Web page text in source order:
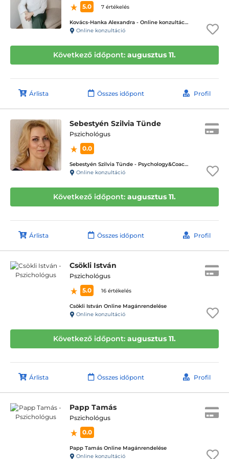
5.0 7 értékelés
Kovács-Hanka Alexandra - Online konzultáció
Online konzultáció
Következő időpont: augusztus 11.
Árlista Összes időpont Profil
Sebestyén Szilvia Tünde
Pszichológus
0.0
Sebestyén Szilvia Tünde - Psychology&Coaching - ICD terápiás magánpraxis
Online konzultáció
Következő időpont: augusztus 11.
Árlista Összes időpont Profil
Csökli István
Pszichológus
5.0
16 értékelés
Csökli István Online Magánrendelése
Online konzultáció
Következő időpont: augusztus 11.
Árlista Összes időpont Profil
Papp Tamás
Pszichológus
0.0
Papp Tamás Online Magánrendelése
Online konzultáció